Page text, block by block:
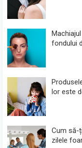
fondului
lor este
Cum să-
zilele